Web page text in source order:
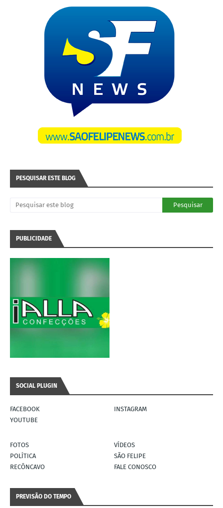
PESQUISAR ESTE BLOG
PUBLICIDADE
SOCIAL PLUGIN
FACEBOOK
INSTAGRAM
YOUTUBE
FOTOS
VÍDEOS
POLÍTICA
SÃO FELIPE
RECÔNCAVO
FALE CONOSCO
PREVISÃO DO TEMPO